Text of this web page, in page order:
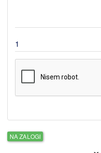
NA ZALOGI